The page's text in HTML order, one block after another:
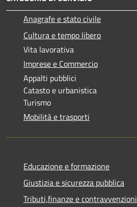
Anagrafe e stato civile
Cultura e tempo libero
Vita lavorativa
Imprese e Commercio
Appalti pubblici
Catasto e urbanistica
Turismo
Mobilità e trasporti
Educazione e formazione
Giustizia e sicurezza pubblica
Tributi,finanze e contravvenzioni